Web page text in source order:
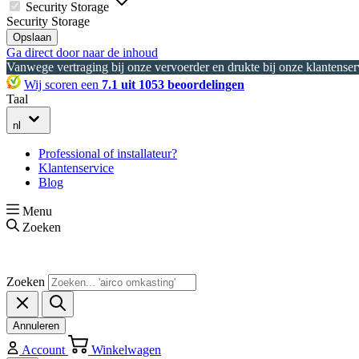
Security Storage
Security Storage
Opslaan
Ga direct door naar de inhoud
Vanwege vertraging bij onze vervoerder en drukte bij onze
Wij scoren een 7.1 uit 1053 beoordelingen
Taal
nl
Professional of installateur?
Klantenservice
Blog
Menu
Zoeken
Zoeken
Annuleren
Account Winkelwagen